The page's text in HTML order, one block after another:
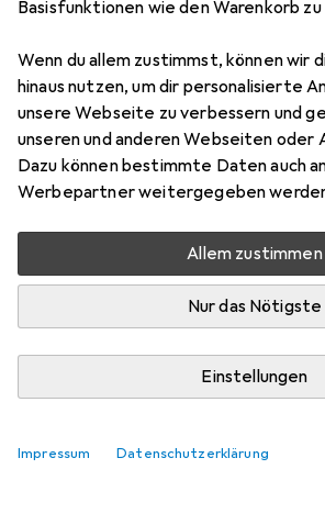
Basisfunktionen wie den Warenkorb
Wenn du allem zustimmst, können wir
hinaus nutzen, um dir personalisierte
unsere Webseite zu verbessern und
unseren und anderen Webseiten oder
Dazu können bestimmte Daten auch
Werbepartner weitergegeben
Allem zustimmen
Nur das Nötigste
Einstellungen
Impressum Datenschutzerklärung
Zubehör für Black &
Kolbowy ekspres do
Black+Decker
Decker Kolbowy ekspres do kawy
BXCO1350E aus den Kategorien
Entkalker und Kaffeemühle.
Reinigungsmittel